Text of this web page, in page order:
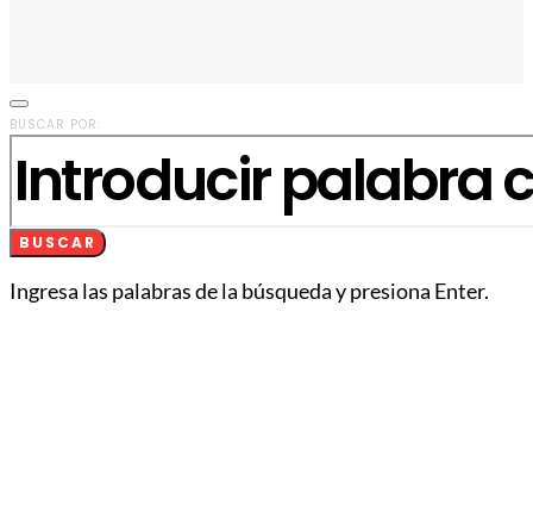
BUSCAR POR:
BUSCAR
Ingresa las palabras de la búsqueda y presiona Enter.